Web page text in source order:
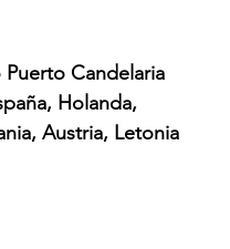
Candelaria
Holanda,
Austria, Letonia